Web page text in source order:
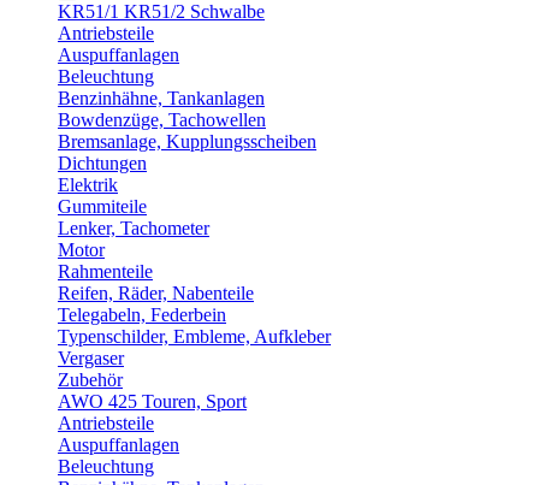
KR51/1 KR51/2 Schwalbe
Antriebsteile
Auspuffanlagen
Beleuchtung
Benzinhähne, Tankanlagen
Bowdenzüge, Tachowellen
Bremsanlage, Kupplungsscheiben
Dichtungen
Elektrik
Gummiteile
Lenker, Tachometer
Motor
Rahmenteile
Reifen, Räder, Nabenteile
Telegabeln, Federbein
Typenschilder, Embleme, Aufkleber
Vergaser
Zubehör
AWO 425 Touren, Sport
Antriebsteile
Auspuffanlagen
Beleuchtung